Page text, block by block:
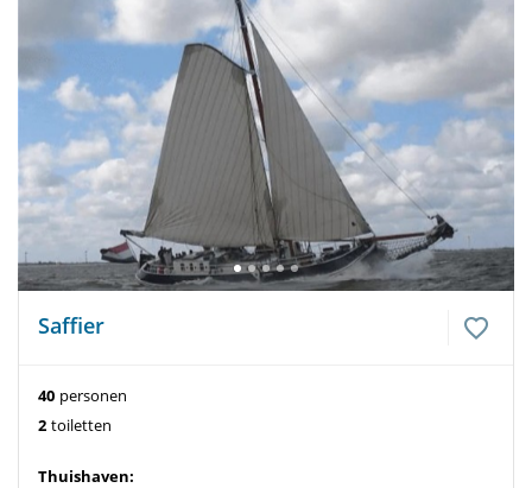
Saffier
40 personen
2 toiletten
Thuishaven: